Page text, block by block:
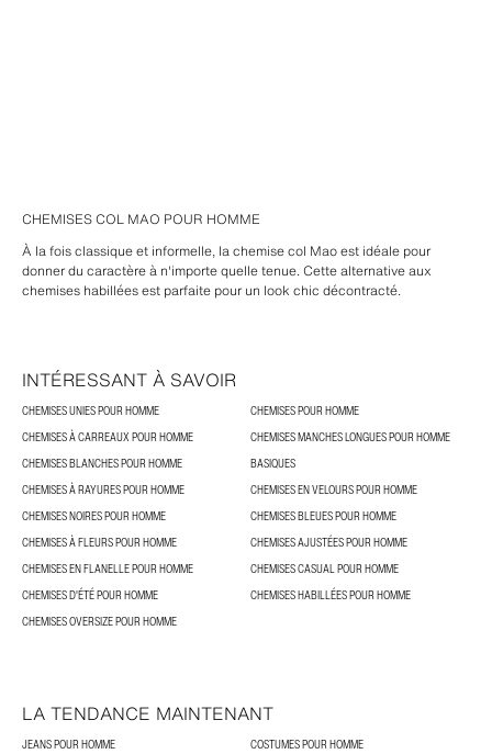
CHEMISES COL MAO POUR HOMME
À la fois classique et informelle, la chemise col Mao est idéale pour
donner du caractère à n'importe quelle tenue. Cette alternative aux
chemises habillées est parfaite pour un look chic décontracté.
INTÉRESSANT À SAVOIR
CHEMISES UNIES POUR HOMME
CHEMISES POUR HOMME
CHEMISES À CARREAUX POUR HOMME
CHEMISES MANCHES LONGUES POUR HOMME
CHEMISES BLANCHES POUR HOMME
BASIQUES
CHEMISES À RAYURES POUR HOMME
CHEMISES EN VELOURS POUR HOMME
CHEMISES NOIRES POUR HOMME
CHEMISES BLEUES POUR HOMME
CHEMISES À FLEURS POUR HOMME
CHEMISES AJUSTÉES POUR HOMME
CHEMISES EN FLANELLE POUR HOMME
CHEMISES CASUAL POUR HOMME
CHEMISES D'ÉTÉ POUR HOMME
CHEMISES HABILLÉES POUR HOMME
CHEMISES OVERSIZE POUR HOMME
LA TENDANCE MAINTENANT
JEANS POUR HOMME
COSTUMES POUR HOMME